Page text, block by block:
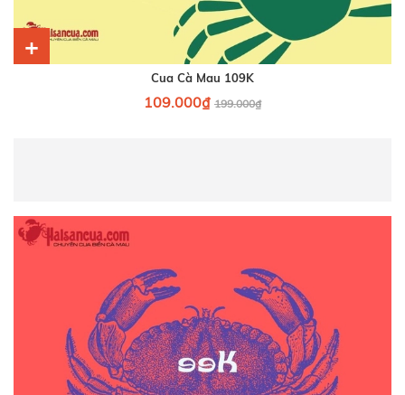
+
Cua Cà Mau 109K
109.000₫ 199.000₫